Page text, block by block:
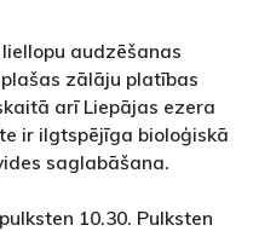
audzēšanas
zālāju platības
arī Liepājas ezera
ir ilgtspējīga bioloģiskā
saglabāšana.
10.30. Pulksten